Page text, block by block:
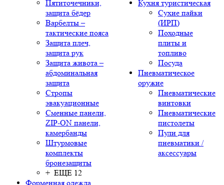
Пятиточечники,
защита бёдер
Варбелты –
тактические пояса
Защита плеч,
защита рук
Защита живота –
абдоминальная
защита
Стропы
эвакуационные
Сменные панели,
ZIP-ON панели,
камербанды
Штурмовые
комплекты
бронезащиты
+ ЕЩЕ 12
Форменная одежда
Кухня туристическая
Сухие пайки
(ИРП)
Походные
плиты и
топливо
Посуда
Пневматическое
оружие
Пневматические
винтовки
Пневматические
пистолеты
Пули для
пневматики /
аксессуары